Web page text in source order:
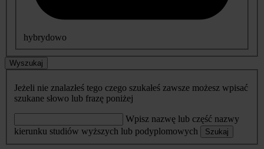
hybrydowo
Wyszukaj
Jeżeli nie znalazłeś tego czego szukałeś zawsze możesz wpisać
szukane słowo lub frazę poniżej
Wpisz nazwę lub część nazwy
kierunku studiów wyższych lub podyplomowych
Szukaj